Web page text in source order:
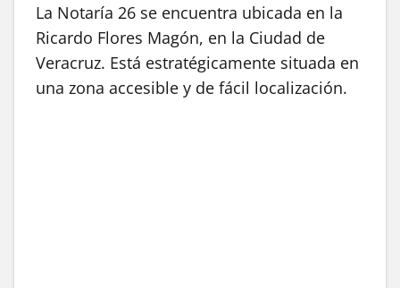
La Notaría 26 se encuentra ubicada en la
Ricardo Flores Magón, en la Ciudad de
Veracruz. Está estratégicamente situada en
una zona accesible y de fácil localización.